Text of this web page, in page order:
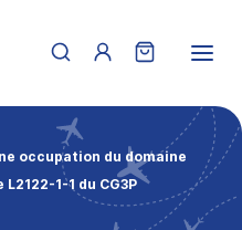
occupation du domaine
1-1 du CG3P